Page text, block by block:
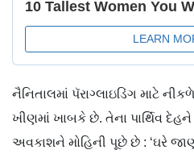
નૈનિતાલમાં પૅરાગ્લાઇડિંગ માટે
ખીણમાં ખાબકે છે. તેના પાર્થિવ
અવકાશને મોહિની પૂછે છે : ‘ઘરે